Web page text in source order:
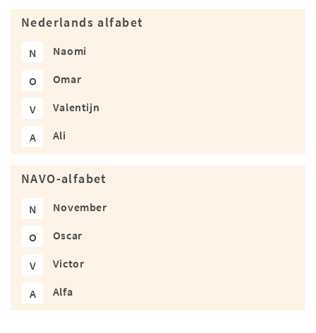
Nederlands alfabet
N Naomi
O Omar
V Valentijn
A Ali
NAVO-alfabet
N November
O Oscar
V Victor
A Alfa